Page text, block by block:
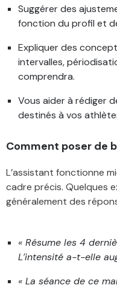
Suggérer des
fonction du profil et
Expliquer des
intervalles,
comprendra.
Vous aider à rédiger
destinés à vos
Comment poser de
L’assistant fonctionne
cadre précis. Quelques
généralement des
« Résume les 4
L’intensité a-t-elle
« La séance de ce